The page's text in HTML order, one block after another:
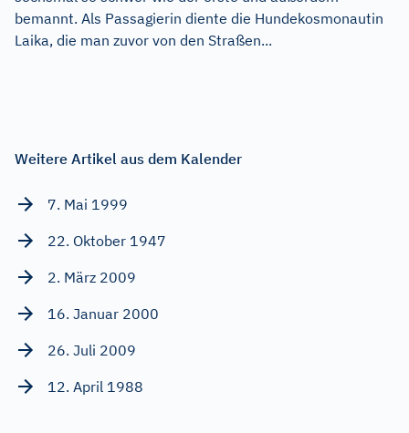
bemannt. Als Passagierin diente die Hundekosmonautin
Laika, die man zuvor von den Straßen...
Weitere Artikel aus dem Kalender
7. Mai 1999
22. Oktober 1947
2. März 2009
16. Januar 2000
26. Juli 2009
12. April 1988